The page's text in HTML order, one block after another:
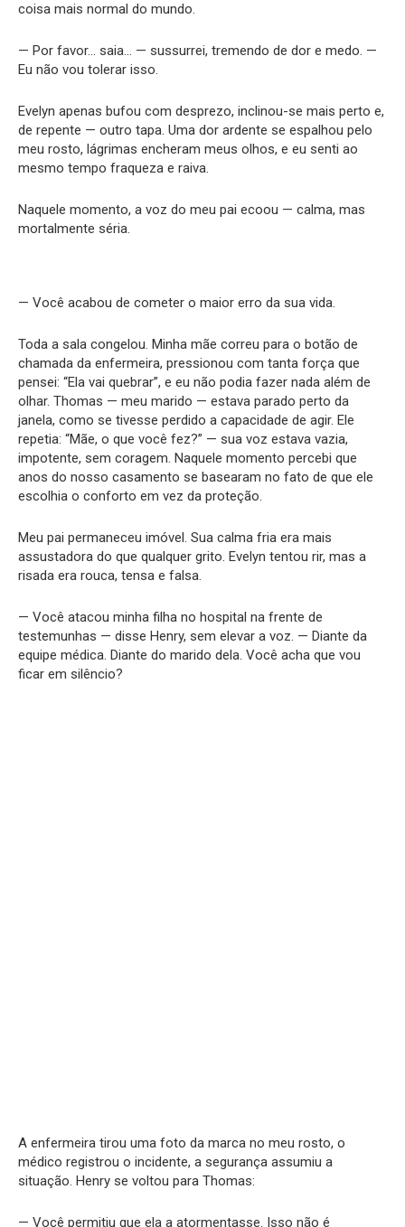
coisa mais normal do mundo.
— Por favor… saia… — sussurrei, tremendo de dor e medo. —
Eu não vou tolerar isso.
Evelyn apenas bufou com desprezo, inclinou-se mais perto e,
de repente — outro tapa. Uma dor ardente se espalhou pelo
meu rosto, lágrimas encheram meus olhos, e eu senti ao
mesmo tempo fraqueza e raiva.
Naquele momento, a voz do meu pai ecoou — calma, mas
mortalmente séria.
— Você acabou de cometer o maior erro da sua vida.
Toda a sala congelou. Minha mãe correu para o botão de
chamada da enfermeira, pressionou com tanta força que
pensei: “Ela vai quebrar”, e eu não podia fazer nada além de
olhar. Thomas — meu marido — estava parado perto da
janela, como se tivesse perdido a capacidade de agir. Ele
repetia: “Mãe, o que você fez?” — sua voz estava vazia,
impotente, sem coragem. Naquele momento percebi que
anos do nosso casamento se basearam no fato de que ele
escolhia o conforto em vez da proteção.
Meu pai permaneceu imóvel. Sua calma fria era mais
assustadora do que qualquer grito. Evelyn tentou rir, mas a
risada era rouca, tensa e falsa.
— Você atacou minha filha no hospital na frente de
testemunhas — disse Henry, sem elevar a voz. — Diante da
equipe médica. Diante do marido dela. Você acha que vou
ficar em silêncio?
A enfermeira tirou uma foto da marca no meu rosto, o
médico registrou o incidente, a segurança assumiu a
situação. Henry se voltou para Thomas:
— Você permitiu que ela a atormentasse. Isso não é